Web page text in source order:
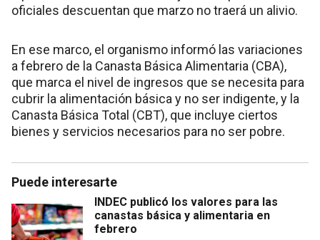
oficiales descuentan que marzo no traerá un alivio.
En ese marco, el organismo informó las variaciones
a febrero de la Canasta Básica Alimentaria (CBA),
que marca el nivel de ingresos que se necesita para
cubrir la alimentación básica y no ser indigente, y la
Canasta Básica Total (CBT), que incluye ciertos
bienes y servicios necesarios para no ser pobre.
Puede interesarte
INDEC publicó los valores para las
canastas básica y alimentaria en
febrero